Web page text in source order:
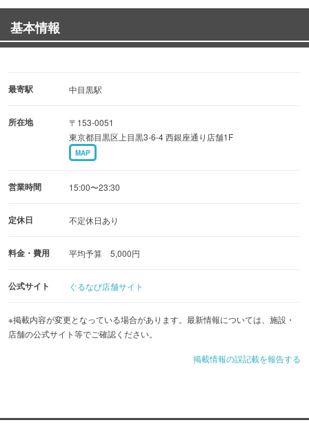
したテーブル席も完備！
◆:-鮮度-:◆
特に「鶏のたたき」は提供から15分以内にお召し上がりい
とフレンチのソースを掛け合わせ鶏肉のポテンシャルを最
◆:-メニュー-:◆
「完全予約制・おまかせコース」のみ★名物「焼鳥のテリ
ーヌ」や升で楽しむバーニャカウダなど視覚でも楽しめる
全12品以上の少しずつ多皿を楽しむスタイルでご提供。
基本情報
最寄駅 中目黒駅
所在地
〒153-0051
東京都目黒区上目黒3-6-4 西銀座通り店舗1F
MAP
営業時間 15:00〜23:30
定休日 不定休日あり
料金・費用 平均予算 5,000円
公式サイト ぐるなび店舗サイト
※掲載内容が変更となっている場合があります。最新情報については、施設・
店舗の公式サイト等でご確認ください。
掲載情報の誤記載を報告する